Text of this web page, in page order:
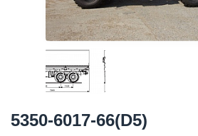
5350-6017-66(D5)